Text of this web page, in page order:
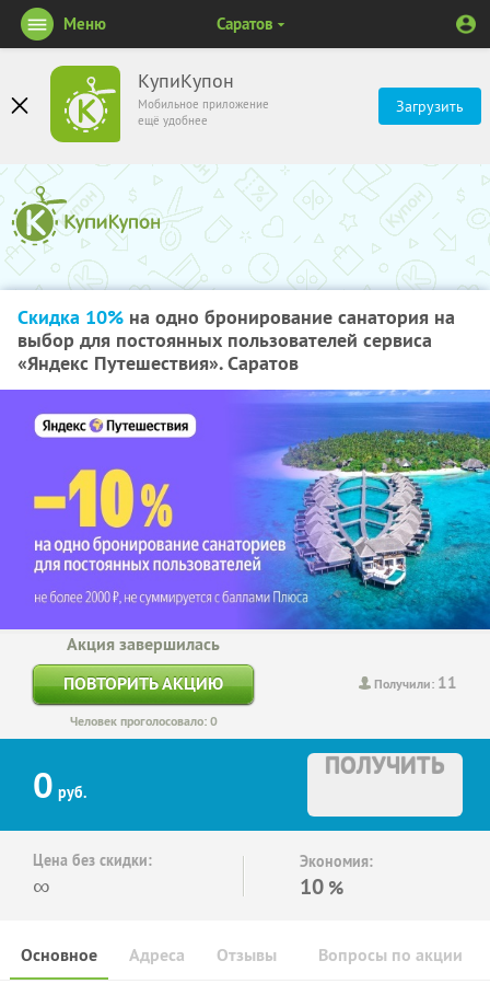
КупиКупон
Мобильное приложение
ещё удобнее
Загрузить
Меню Саратов
Скидка 10% на одно бронирование санатория на
выбор для постоянных пользователей сервиса
«Яндекс Путешествия». Саратов
Получили: 11
Акция завершилась
ПОВТОРИТЬ АКЦИЮ
Человек проголосовало: 0
0 руб.
ПОЛУЧИТЬ
Цена без скидки:
∞
Экономия:
10 %
Основное Отзывы Вопросы по акции
Адреса